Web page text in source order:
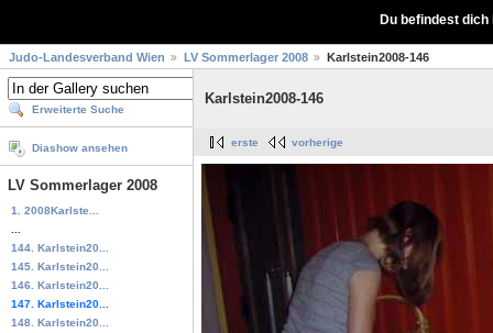
Du befindest
Judo-Landesverband Wien LV Sommerlager 2008 Karlstein2008-146
Erweiterte Suche
Diashow ansehen
LV Sommerlager 2008
1. 2008Karlste...
144. Karlstein20...
145. Karlstein20...
146. Karlstein20...
147. Karlstein20...
148. Karlstein20...
Karlstein2008-146
erste vorherige